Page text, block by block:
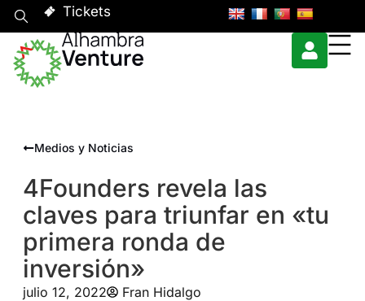
Tickets
Medios y Noticias
4Founders revela las
claves para triunfar en «tu
primera ronda de
inversión»
julio 12, 2022 Fran Hidalgo